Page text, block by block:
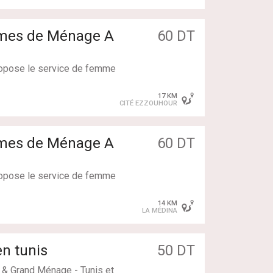
de Ménage A
60 DT
le service de femme
17 KM
CITÉ EZZOUHOUR
de Ménage A
60 DT
le service de femme
14 KM
LA MÉDINA
tunis 50 DT
Grand Ménage - Tunis et